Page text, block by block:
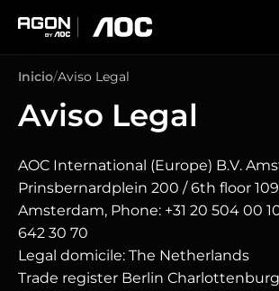
Inicio Aviso Legal
Aviso Legal
AOC International (Europe) B.V.
Prinsbernardplein 200 / 6th floor
Amsterdam, Phone: +31 20 504 00
642 30 70
Legal domicile: The Netherlands
Trade register Berlin